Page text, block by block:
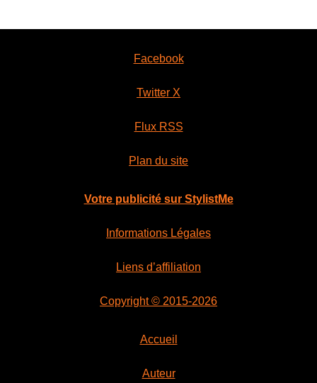
Facebook
Twitter X
Flux RSS
Plan du site
Votre publicité sur StylistMe
Informations Légales
Liens d’affiliation
Copyright © 2015-2026
Accueil
Auteur